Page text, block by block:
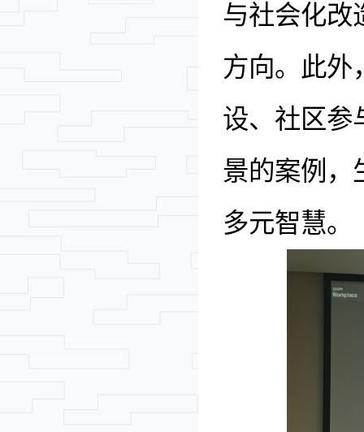
与社会化改
方向。此外
设、社区参
景的案例，
多元智慧。